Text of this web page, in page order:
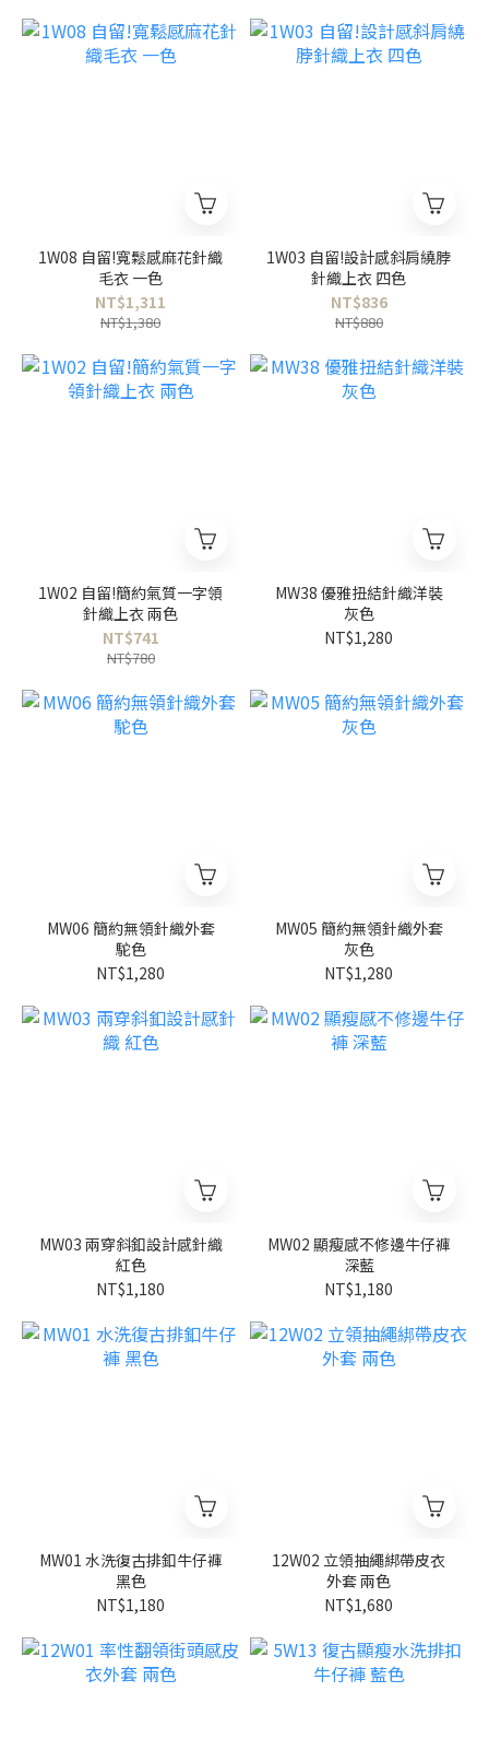
1W08 自留!寬鬆感麻花針織
毛衣 一色
NT$1,311
NT$1,380
1W03 自留!設計感斜肩繞脖
針織上衣 四色
NT$836
NT$880
1W02 自留!簡約氣質一字領
針織上衣 兩色
NT$741
NT$780
MW38 優雅扭結針織洋裝
灰色
NT$1,280
MW06 簡約無領針織外套
駝色
NT$1,280
MW05 簡約無領針織外套
灰色
NT$1,280
MW03 兩穿斜釦設計感針織
紅色
NT$1,180
MW02 顯瘦感不修邊牛仔褲
深藍
NT$1,180
MW01 水洗復古排釦牛仔褲
黑色
NT$1,180
12W02 立領抽繩綁帶皮衣
外套 兩色
NT$1,680